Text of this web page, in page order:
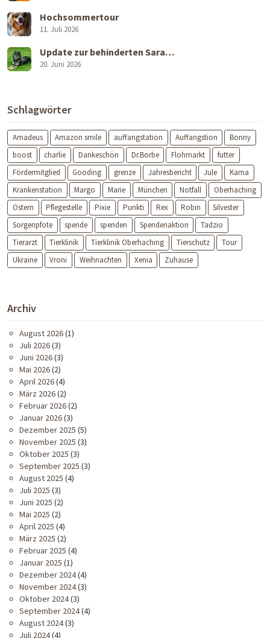
Hochsommertour
11. Juli 2026
Update zur behinderten Sara…
20. Juni 2026
Schlagwörter
Amadeus Amazon smile auffangstation Auffangstion
Bonny
boost
charlie Dankeschön Dr.Borbe Flohmarkt
futter
Fördermitglied
Gooding grenze Jahresbericht Jule
Kama
Krankenstation
Margo Marie München Notfall
Oberhaching
Ostern
Pflegestelle Pixie Punkti Rex Robin
Silvester
Sorgenpfote
spende spenden Spendenaktion
Tadzio
Tierarzt
Tierklinik Tierklinik Oberhaching Tierschutz
Tour
Ukraine
Vroni Weihnachten Xenia Zuhause
Archiv
August 2026(1)
Juli 2026(3)
Juni 2026(3)
Mai 2026(2)
April 2026(4)
März 2026(2)
Februar 2026(2)
Januar 2026(3)
Dezember 2025 (5)
November 2025 (3)
Oktober 2025 (3)
September 2025 (3)
August 2025 (4)
Juli 2025 (3)
Juni 2025 (2)
Mai 2025 (2)
April 2025 (4)
März 2025 (2)
Februar 2025 (4)
Januar 2025 (1)
Dezember 2024(4)
November 2024(3)
Oktober 2024(3)
September 2024(4)
August 2024(3)
Juli 2024(4)